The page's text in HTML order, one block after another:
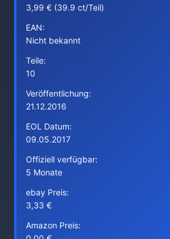
3,99 € (39.9 ct/Teil)
EAN:
Nicht bekannt
Teile:
10
Veröffentlichung:
21.12.2016
EOL Datum:
09.05.2017
Offiziell verfügbar:
5 Monate
ebay Preis:
3,33 €
Amazon Preis: